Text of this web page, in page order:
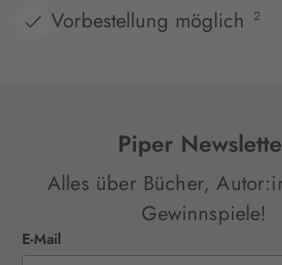
Vorbestellung möglich 2
Piper
Alles über Bücher,
Gewinnspiele!
E-Mail